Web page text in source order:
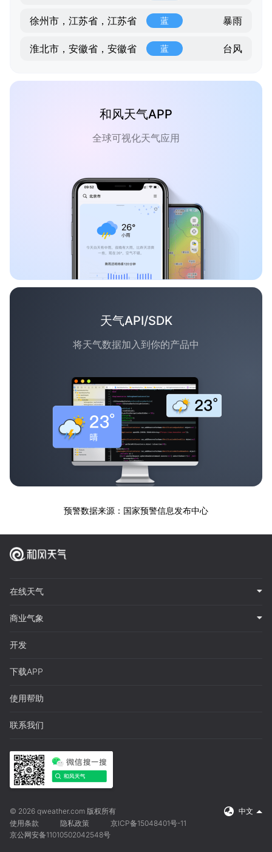
徐州市，江苏省，江苏省 蓝 暴雨
淮北市，安徽省，安徽省 蓝 台风
和风天气APP
全球可视化天气应用
天气API/SDK
将天气数据加入到你的产品中
预警数据来源：国家预警信息发布中心
在线天气
商业气象
开发
下载APP
使用帮助
联系我们
© 2026 qweather.com 版权所有
中文
使用条款
隐私政策
京ICP备15048401号-11
京公网安备11010502042548号